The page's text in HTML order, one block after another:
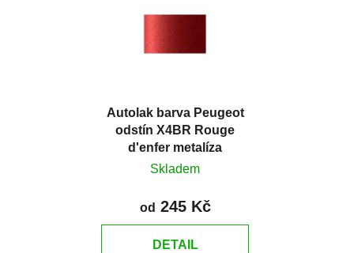
Autolak barva Peugeot
odstín X4BR Rouge
d'enfer metalíza
Skladem
od 245 Kč
DETAIL